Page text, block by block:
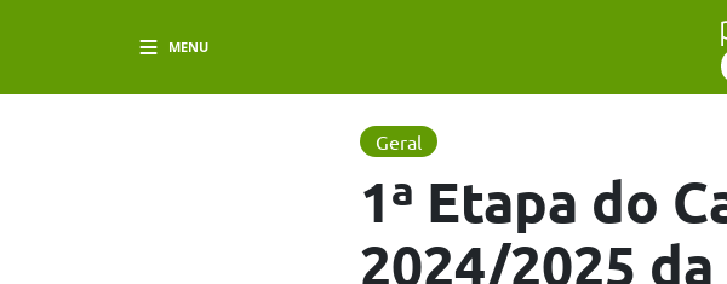
MENU
Geral
1ª Etapa do
2024/2025